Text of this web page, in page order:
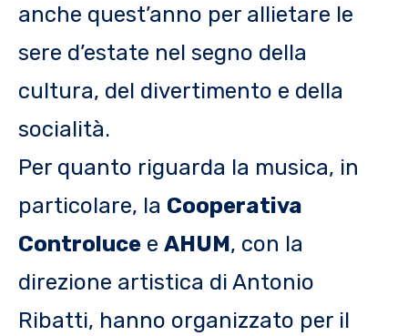
anche quest’anno per allietare le
sere d’estate nel segno della
cultura, del divertimento e della
socialità.
Per quanto riguarda la musica, in
particolare, la Cooperativa
Controluce e AHUM, con la
direzione artistica di Antonio
Ribatti, hanno organizzato per il